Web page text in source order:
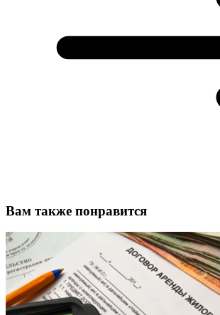
Вам также понравится